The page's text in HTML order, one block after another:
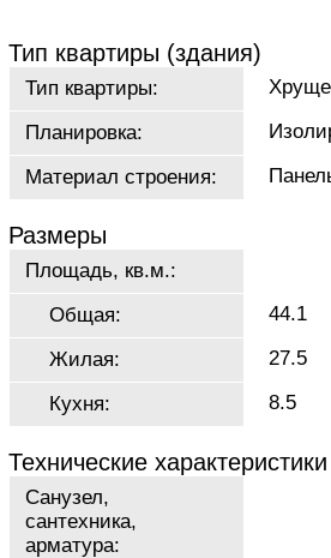
Тип квартиры (здания)
Тип квартиры:
Планировка:
Материал строения:
Размеры
Площадь, кв.м.:
Общая:
44.1
Жилая:
27.5
Кухня:
8.5
Технические характеристики
Санузел,
сантехника,
арматура: